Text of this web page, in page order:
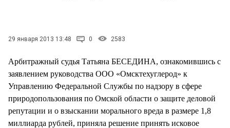
29 января 2013 13:48 0 2583
Арбитражный судья Татьяна БЕСЕДИНА, ознакомившись с
заявлением руководства ООО «Омсктехуглерод» к
Управлению Федеральной Службы по надзору в сфере
природопользования по Омской области о защите деловой
репутации и о взыскании морального вреда в размере 1,8
миллиарда рублей, приняла решение принять исковое